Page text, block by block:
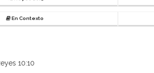
En Contexto
10:10